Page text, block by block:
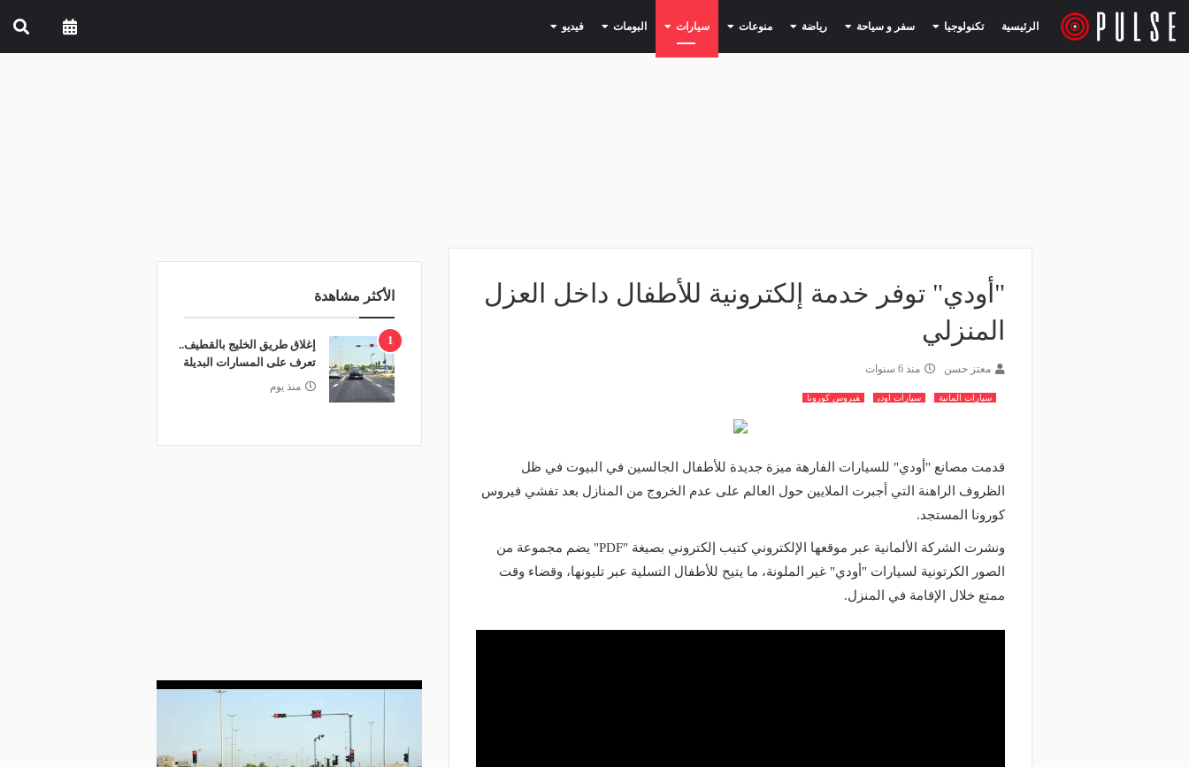
الرئيسية تكنولوجيا (current) سفر و سياحة (current) رياضة (current) منوعات (current) سيارات (current) البومات (current) فيديو (current)
"أودي" توفر خدمة إلكترونية للأطفال داخل العزل
المنزلي
معتز حسن منذ 6 سنوات
سيارات المانية سيارات اودي فيروس كورونا
قدمت مصانع "أودي" للسيارات الفارهة ميزة جديدة للأطفال الجالسين في البيوت في ظل
الظروف الراهنة التي أجبرت الملايين حول العالم على عدم الخروج من المنازل بعد تفشي فيروس
كورونا المستجد.
ونشرت الشركة الألمانية عبر موقعها الإلكتروني كتيب إلكتروني بصيغة "PDF" يضم مجموعة من
الصور الكرتونية لسيارات "أودي" غير الملونة، ما يتيح للأطفال التسلية عبر تليونها، وقضاء وقت
ممتع خلال الإقامة في المنزل.
الأكثر مشاهدة
1
إغلاق طريق الخليج بالقطيف..
تعرف على المسارات البديلة
منذ يوم